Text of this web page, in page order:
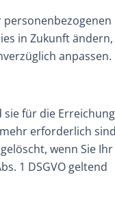
in Zukunft ändern,
anpassen.
sie für die Erreichung
erforderlich
wenn Sie Ihr
1 DSGVO geltend